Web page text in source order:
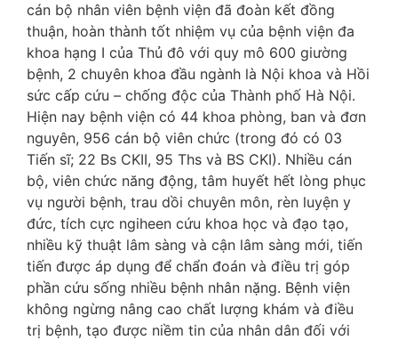
cán bộ nhân viên bệnh viện đã đoàn kết đồng
thuận, hoàn thành tốt nhiệm vụ của bệnh viện đa
khoa hạng I của Thủ đô với quy mô 600 giường
bệnh, 2 chuyên khoa đầu ngành là Nội khoa và Hồi
sức cấp cứu – chống độc của Thành phố Hà Nội.
Hiện nay bệnh viện có 44 khoa phòng, ban và đơn
nguyên, 956 cán bộ viên chức (trong đó có 03
Tiến sĩ; 22 Bs CKII, 95 Ths và BS CKI). Nhiều cán
bộ, viên chức năng động, tâm huyết hết lòng phục
vụ người bệnh, trau dồi chuyên môn, rèn luyện y
đức, tích cực ngiheen cứu khoa học và đạo tạo,
nhiều kỹ thuật lâm sàng và cận lâm sàng mới, tiến
tiến được áp dụng để chẩn đoán và điều trị góp
phần cứu sống nhiều bệnh nhân nặng. Bệnh viện
không ngừng nâng cao chất lượng khám và điều
trị bệnh, tạo được niềm tin của nhân dân đối với